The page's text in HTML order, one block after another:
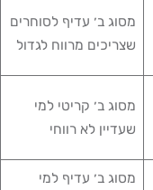
מסוג ב׳ עדיף לסוחרים
שצריכים מרווח לגדול
מסוג ב׳ קריטי למי
שעדיין לא רווחי
מסוג ב׳ עדיף למי